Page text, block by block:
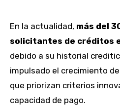
En la actualidad, más del
solicitantes de créditos
debido a su historial
impulsado el crecimiento
que priorizan criterios
capacidad de pago.